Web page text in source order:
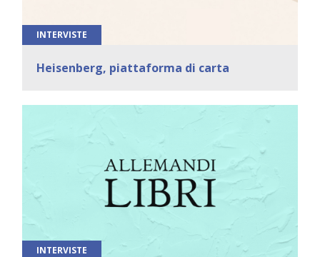
INTERVISTE
Heisenberg, piattaforma di carta
INTERVISTE